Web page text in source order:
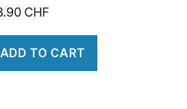
CHF
ADD TO CART